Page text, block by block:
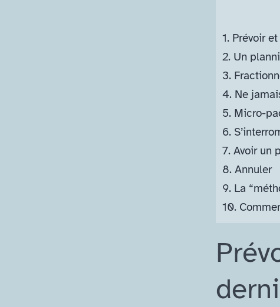
1. Prévoir
2. Un
3.
4. Ne
5. Micro-
6.
7. Avoir un
8. Annuler
9. La
10.